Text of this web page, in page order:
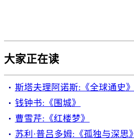
大家正在读
斯塔夫理阿诺斯:《全球通史》
钱钟书:《围城》
曹雪芹:《红楼梦》
苏利·普吕多姆:《孤独与深思》